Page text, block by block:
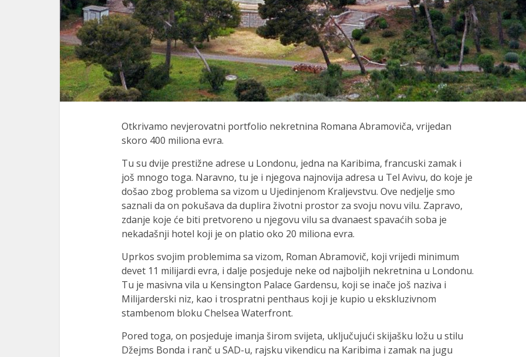
Otkrivamo nevjerovatni portfolio nekretnina Romana Abramoviča, vrijedan
skoro 400 miliona evra.
Tu su dvije prestižne adrese u Londonu, jedna na Karibima, francuski zamak i
još mnogo toga. Naravno, tu je i njegova najnovija adresa u Tel Avivu, do koje je
došao zbog problema sa vizom u Ujedinjenom Kraljevstvu. Ove nedjelje smo
saznali da on pokušava da duplira životni prostor za svoju novu vilu. Zapravo,
zdanje koje će biti pretvoreno u njegovu vilu sa dvanaest spavaćih soba je
nekadašnji hotel koji je on platio oko 20 miliona evra.
Uprkos svojim problemima sa vizom, Roman Abramovič, koji vrijedi minimum
devet 11 milijardi evra, i dalje posjeduje neke od najboljih nekretnina u Londonu.
Tu je masivna vila u Kensington Palace Gardensu, koji se inače još naziva i
Milijarderski niz, kao i trospratni penthaus koji je kupio u ekskluzivnom
stambenom bloku Chelsea Waterfront.
Pored toga, on posjeduje imanja širom svijeta, uključujući skijašku ložu u stilu
Džejms Bonda i ranč u SAD-u, rajsku vikendicu na Karibima i zamak na jugu